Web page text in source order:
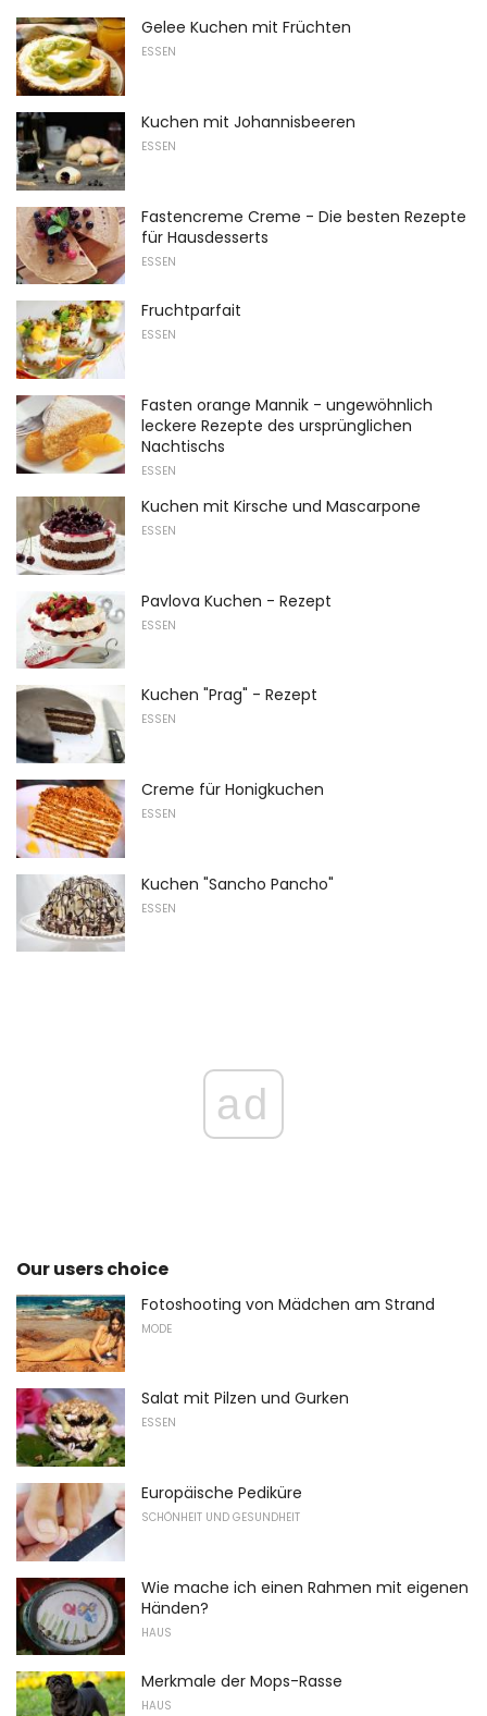
Gelee Kuchen mit Früchten
ESSEN
Kuchen mit Johannisbeeren
ESSEN
Fastencreme Creme - Die besten Rezepte
für Hausdesserts
ESSEN
Fruchtparfait
ESSEN
Fasten orange Mannik - ungewöhnlich
leckere Rezepte des ursprünglichen
Nachtischs
ESSEN
Kuchen mit Kirsche und Mascarpone
ESSEN
Pavlova Kuchen - Rezept
ESSEN
Kuchen "Prag" - Rezept
ESSEN
Creme für Honigkuchen
ESSEN
Kuchen "Sancho Pancho"
ESSEN
ad
Our users choice
Fotoshooting von Mädchen am Strand
MODE
Salat mit Pilzen und Gurken
ESSEN
Europäische Pediküre
SCHÖNHEIT UND GESUNDHEIT
Wie mache ich einen Rahmen mit eigenen
Händen?
HAUS
Merkmale der Mops-Rasse
HAUS